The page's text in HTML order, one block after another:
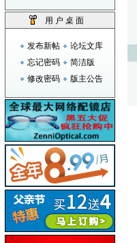
用 户 桌 面
发布新帖
论坛文库
忘记密码
简洁版
修改密码
版主公告